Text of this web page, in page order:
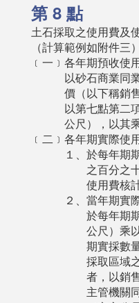
第 8 點
土石採取之使用費及
（計算範例如附件三）
﹝一﹞各年期預收使
以砂石商業同
價（以下稱銷
以第七點第二
公尺），以其
﹝二﹞各年期實際使
１、於每年期
之百分之
使用費核
２、當年期實
於每年期
公尺）乘
期實採數
採取區域
者，以銷
主管機關